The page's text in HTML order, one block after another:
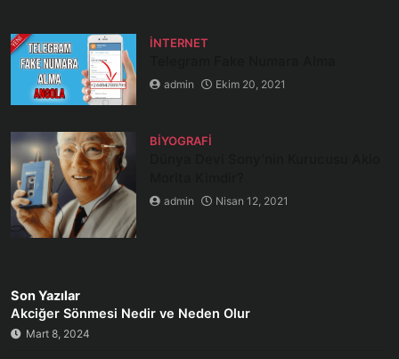
İNTERNET
admin Ekim 20, 2021
BIYOGRAFI
admin Nisan 12, 2021
Son Yazılar
Akciğer Sönmesi Nedir ve Neden Olur
Mart 8, 2024